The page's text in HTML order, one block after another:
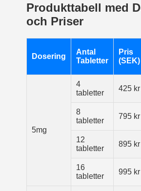
Produkttabell med
och Priser
Dosering
Antal
Tabletter
Pris
(SEK)
5mg
4
tabletter
425 kr
8
tabletter
795 kr
12
tabletter
895 kr
16
tabletter
995 kr